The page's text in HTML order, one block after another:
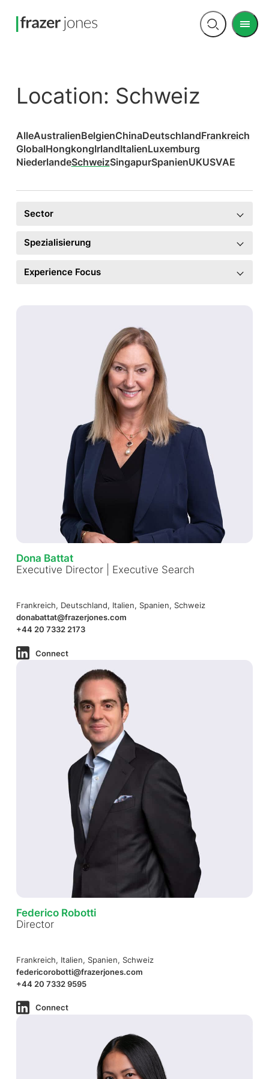
Open
Menu
Location: Schweiz
AlleAustralienBelgienChinaDeutschlandFrankreich
GlobalHongkongIrlandItalienLuxemburg
NiederlandeSchweizSingapurSpanienUKUSVAE
Sector
Spezialisierung
Experience Focus
Dona Battat
Executive Director | Executive Search
Frankreich, Deutschland, Italien, Spanien, Schweiz
donabattat@frazerjones.com
+44 20 7332 2173
Connect
Federico Robotti
Director
Frankreich, Italien, Spanien, Schweiz
federicorobotti@frazerjones.com
+44 20 7332 9595
Connect